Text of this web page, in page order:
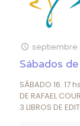
septiembre
Sábados
SÁBADO 16. 17
DE RAFAEL
3 LIBROS DE